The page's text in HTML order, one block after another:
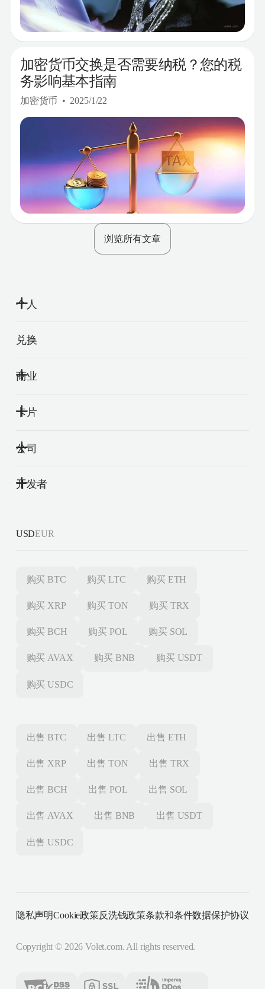
加密货币交换是否需要纳税？您的税
务影响基本指南
加密货币 2025/1/22
浏览所有文章
个人
兑换
商业
卡片
公司
开发者
USDEUR
购买 BTC 购买 LTC 购买 ETH
购买 XRP 购买 TON 购买 TRX
购买 BCH 购买 POL 购买 SOL
购买 AVAX 购买 BNB 购买 USDT
购买 USDC
出售 BTC 出售 LTC 出售 ETH
出售 XRP 出售 TON 出售 TRX
出售 BCH 出售 POL 出售 SOL
出售 AVAX 出售 BNB 出售 USDT
出售 USDC
隐私声明Cookie政策反洗钱政策条款和条件数据保护协议
Copyright © 2026 Volet.com. All rights reserved.